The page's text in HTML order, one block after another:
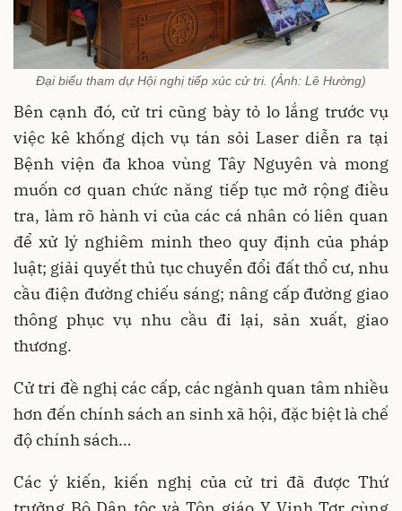
Đại biểu tham dự Hội nghị tiếp xúc cử tri. (Ảnh: Lê Hường)
Bên cạnh đó, cử tri cũng bày tỏ lo lắng trước vụ
việc kê khống dịch vụ tán sỏi Laser diễn ra tại
Bệnh viện đa khoa vùng Tây Nguyên và mong
muốn cơ quan chức năng tiếp tục mở rộng điều
tra, làm rõ hành vi của các cá nhân có liên quan
để xử lý nghiêm minh theo quy định của pháp
luật; giải quyết thủ tục chuyển đổi đất thổ cư, nhu
cầu điện đường chiếu sáng; nâng cấp đường giao
thông phục vụ nhu cầu đi lại, sản xuất, giao
thương.
Cử tri đề nghị các cấp, các ngành quan tâm nhiều
hơn đến chính sách an sinh xã hội, đặc biệt là chế
độ chính sách…
Các ý kiến, kiến nghị của cử tri đã được Thứ